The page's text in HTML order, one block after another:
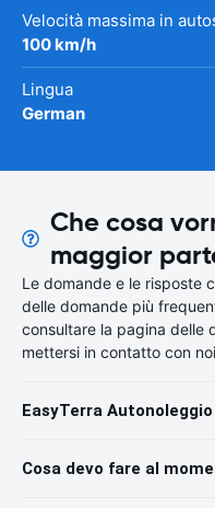
Velocità massima in
100 km/h
Lingua
German
Che cosa
maggior
Le domande e le risposte
delle domande più
consultare la pagina delle
mettersi in contatto con
EasyTerra
Cosa devo fare al